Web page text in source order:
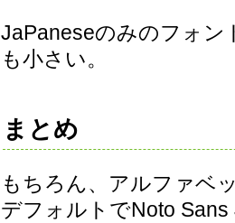
JaPaneseのみのフォン
も小さい。
まとめ
もちろん、アルファベ
デフォルトでNoto